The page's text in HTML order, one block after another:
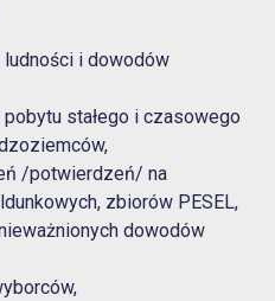
i dowodów
stałego i czasowego
/potwierdzeń/ na
zbiorów PESEL,
dowodów